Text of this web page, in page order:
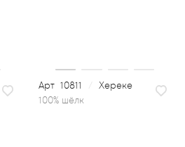
10811
Хереке
100% шёлк